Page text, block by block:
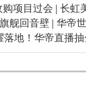
购项目过会 | 长虹
舰回音壁 | 华帝
落地！华帝直播